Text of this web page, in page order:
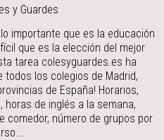
y Guardes
importante que es la educación
que es la elección del mejor
tarea colesyguardes.es ha
todos los colegios de Madrid,
de España! Horarios,
de inglés a la semana,
comedor, número de grupos por